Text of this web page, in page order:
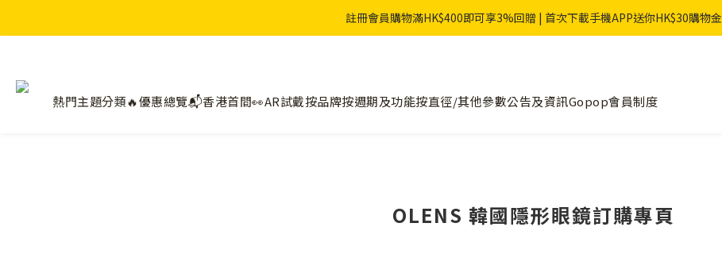
註冊會員購物滿HK$400即可享3%回贈 | 首次下載手機APP送你HK$30購物金
熱門主題分類🔥優惠總覽📬香港首間👀AR試戴按品牌按週期及功能按直徑/其他參數公告及資訊Gopop會員制度
OLENS 韓國隱形眼鏡訂購專頁